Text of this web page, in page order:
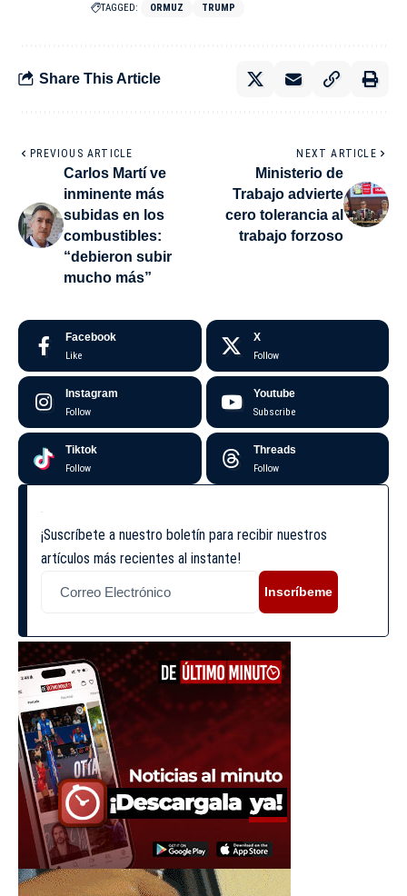
TAGGED: ORMUZ TRUMP
Share This Article
PREVIOUS ARTICLE
Carlos Martí ve
inminente más
subidas en los
combustibles:
“debieron subir
mucho más”
NEXT ARTICLE
Ministerio de
Trabajo advierte
cero tolerancia al
trabajo forzoso
Facebook
Like
X
Follow
Instagram
Follow
Youtube
Subscribe
Tiktok
Follow
Threads
Follow
¡Suscríbete a nuestro boletín para recibir nuestros
artículos más recientes al instante!
Inscríbeme